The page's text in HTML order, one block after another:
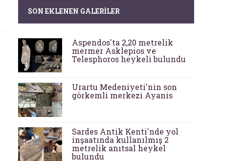
SON EKLENEN GALERILER
Aspendos'ta 2,20 metrelik
mermer Asklepios ve
Telesphoros heykeli bulundu
Urartu Medeniyeti'nin son
görkemli merkezi Ayanis
Sardes Antik Kenti'nde yol
inşaatında kullanılmış 2
metrelik anıtsal heykel
bulundu